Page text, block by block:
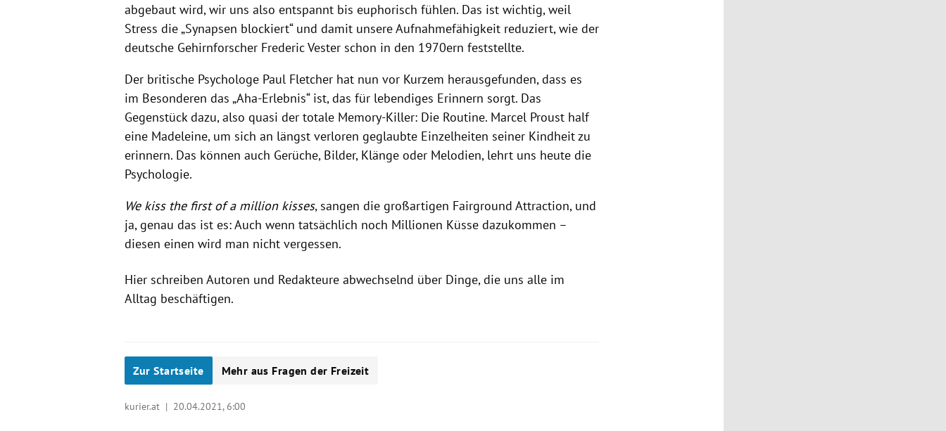
abgebaut wird, wir uns also entspannt bis euphorisch fühlen. Das ist wichtig, weil
Stress die „Synapsen blockiert“ und damit unsere Aufnahmefähigkeit reduziert, wie der
deutsche Gehirnforscher Frederic Vester schon in den 1970ern feststellte.
Der britische Psychologe Paul Fletcher hat nun vor Kurzem herausgefunden, dass es
im Besonderen das „Aha-Erlebnis“ ist, das für lebendiges Erinnern sorgt. Das
Gegenstück dazu, also quasi der totale Memory-Killer: Die Routine. Marcel Proust half
eine Madeleine, um sich an längst verloren geglaubte Einzelheiten seiner Kindheit zu
erinnern. Das können auch Gerüche, Bilder, Klänge oder Melodien, lehrt uns heute die
Psychologie.
We kiss the first of a million kisses, sangen die großartigen Fairground Attraction, und
ja, genau das ist es: Auch wenn tatsächlich noch Millionen Küsse dazukommen –
diesen einen wird man nicht vergessen.
Hier schreiben Autoren und Redakteure abwechselnd über Dinge, die uns alle im
Alltag beschäftigen.
Zur Startseite Mehr aus Fragen der Freizeit
kurier.at | 20.04.2021, 6:00